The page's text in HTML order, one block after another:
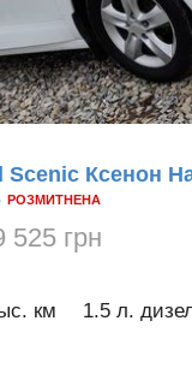
Scenic Ксенон
РОЗМИТНЕНА
525 грн
км 1.5 л.